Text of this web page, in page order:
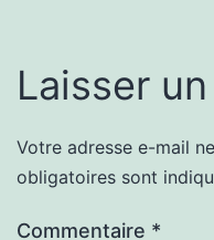
Laisser
Votre adresse e-mail
obligatoires sont
Commentaire *